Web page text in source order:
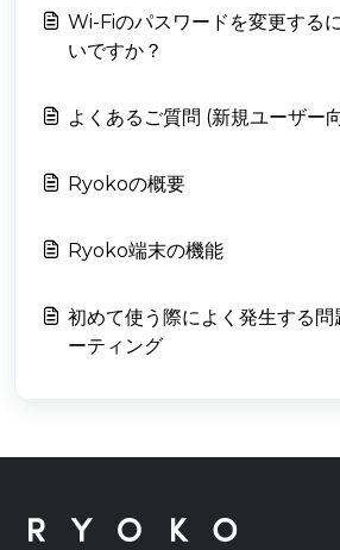
Wi-Fiのパスワードを変更する
いですか？
よくあるご質問 (新規ユーザー
Ryokoの概要
Ryoko端末の機能
初めて使う際によく発生する問
ーティング